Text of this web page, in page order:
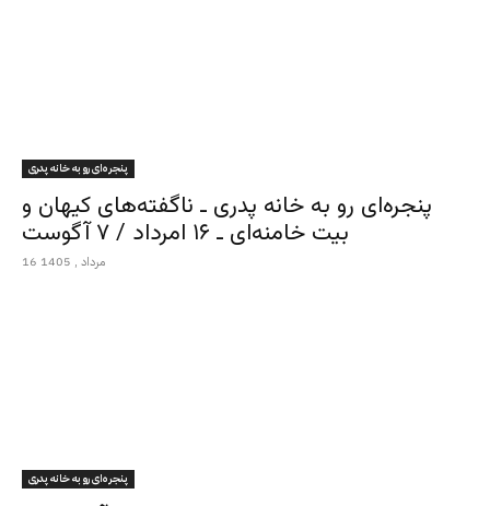
پنجره‌ای رو به خانه پدری
پنجره‌ای رو به خانه پدری ـ ناگفته‌های کیهان و
بیت خامنه‌ای ـ ۱۶ امرداد / ۷ آگوست
16 مرداد , 1405
پنجره‌ای رو به خانه پدری